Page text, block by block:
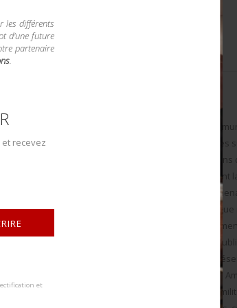
les différents
d'une future
partenaire
.
recevez
et
Police Britannique
longues, deux bretelles larges, deux pochettes à
historique. A noter quelques marques d’usures
x 2, L Straps x 2, ammunition bags x2. C’est sans
américaine en Europe. C’est, sans doute, également
pièce de militaria en Angleterre. Cette passion
de stocks, constituèrent avant l’heure un
États-Unis d’Amérique. L’importance de ce fonds
bible sur le sujet intitulé From Doughboy to GI
saxons du monde entier. La plupart des objets
of the most important collections of material of the
was 8 years old when he bought his first piece of